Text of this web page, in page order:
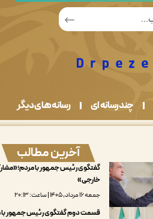
چندرسانه ای رسانه های دیگر
آخرین مطالب
گفتگوی رئیس جمهور با
خارجی»
جمعه ۱۶ مرداد, ۱۴۰۵ | ساعت: ۲۰:۱۳
قسمت دوم گفتگوی رئیس جمهور با